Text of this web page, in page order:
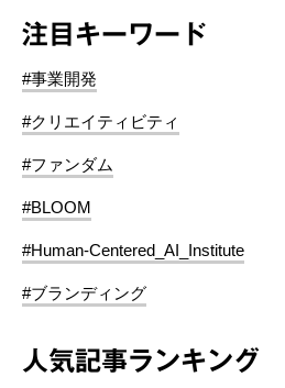
注目キーワード
#事業開発
#クリエイティビティ
#ファンダム
#BLOOM
#Human-Centered_AI_Institute
#ブランディング
人気記事ランキング